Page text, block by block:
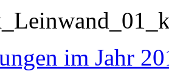
im Jahr